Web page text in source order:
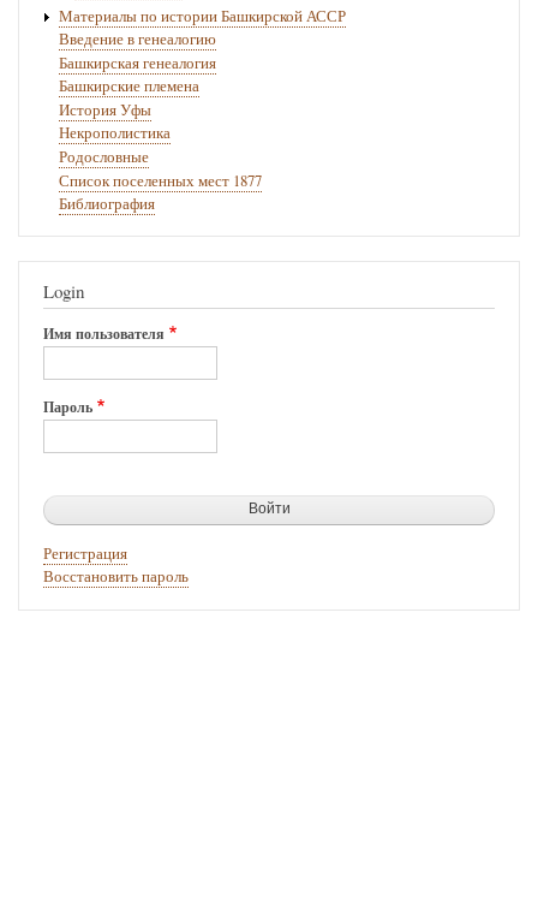
Материалы по истории Башкирской АССР
Введение в генеалогию
Башкирская генеалогия
Башкирские племена
История Уфы
Некрополистика
Родословные
Список поселенных мест 1877
Библиография
Login
Имя пользователя
Пароль
Регистрация
Восстановить пароль